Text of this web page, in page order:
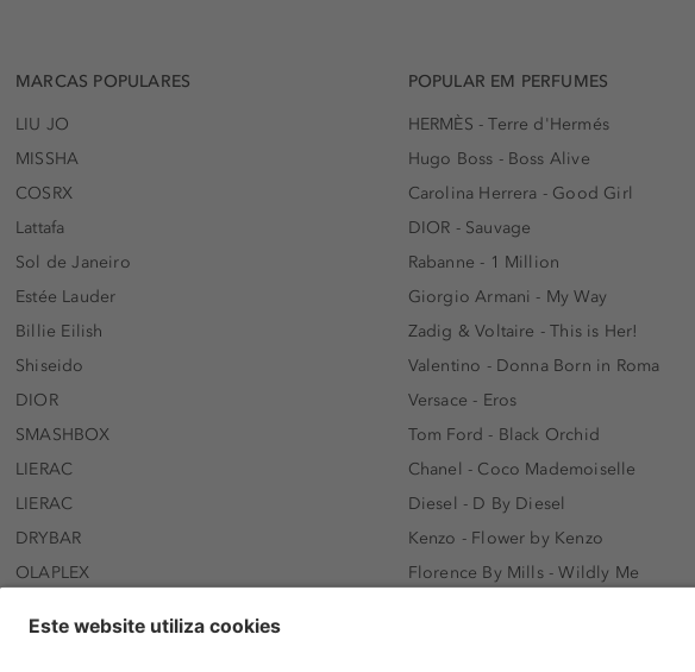
MARCAS POPULARES
LIU JO
MISSHA
COSRX
Lattafa
Sol de Janeiro
Estée Lauder
Billie Eilish
Shiseido
DIOR
SMASHBOX
LIERAC
LIERAC
DRYBAR
OLAPLEX
POPULAR EM PERFUMES
HERMÈS - Terre d'Hermés
Hugo Boss - Boss Alive
Carolina Herrera - Good Girl
DIOR - Sauvage
Rabanne - 1 Million
Giorgio Armani - My Way
Zadig & Voltaire - This is Her!
Valentino - Donna Born in Roma
Versace - Eros
Tom Ford - Black Orchid
Chanel - Coco Mademoiselle
Diesel - D By Diesel
Kenzo - Flower by Kenzo
Florence By Mills - Wildly Me